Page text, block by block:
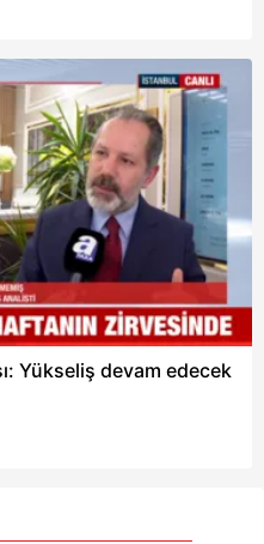
Yükseliş devam edecek